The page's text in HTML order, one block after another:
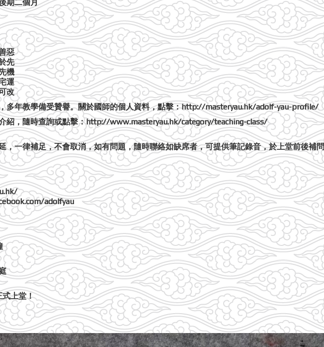
期二個月
惡
先
機
運
改
多年教學備受贊譽。關於國師的個人資料，點擊：http://masteryau.hk/adolf-yau-profile/
紹，隨時查詢或點擊：http://www.masteryau.hk/category/teaching-class/
，一律補足，不會取消，如有問題，隨時聯絡如缺席者，可提供筆記錄音，於上堂前後補問
adolfyau
式上堂！